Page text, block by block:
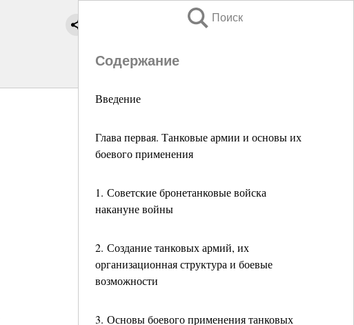
Поиск
Содержание
Введение
Глава первая. Танковые армии и основы их
боевого применения
1. Советские бронетанковые войска
накануне войны
2. Создание танковых армий, их
организационная структура и боевые
возможности
3. Основы боевого применения танковых